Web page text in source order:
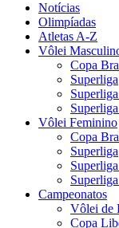
Notícias
Olimpíadas
Atletas A-Z
Vôlei
Copa
Superliga
Vôlei Feminino
Copa
Superliga
Campeonatos
Vôlei de
Copa